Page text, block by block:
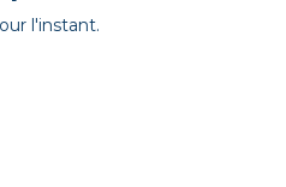
l'instant.